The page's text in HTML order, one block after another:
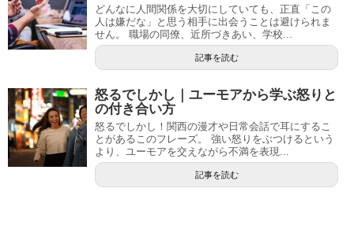
どんなに人間関係を大切にしていても、正直「この
人は嫌だな」と思う相手に出会うことは避けられま
せん。 職場の同僚、近所づきあい、学校...
記事を読む
怒るでしかし｜ユーモアから学ぶ怒りと
の付き合い方
怒るでしかし！関西の漫才や日常会話で耳にするこ
とがあるこのフレーズ。 強い怒りをぶつけるという
より、ユーモアを交えながら不満を表現...
記事を読む